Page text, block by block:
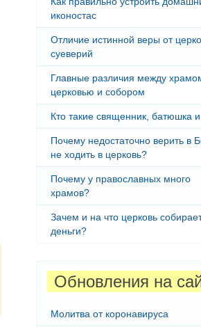
иконостас
Отличие истинной веры от
суеверий
Главные различия между
церковью и собором
Кто такие священник, батюшка
Почему недостаточно верить в
не ходить в церковь?
Почему у православных много
храмов?
Зачем и на что церковь
деньги?
Обновления на
Молитва от коронавируса